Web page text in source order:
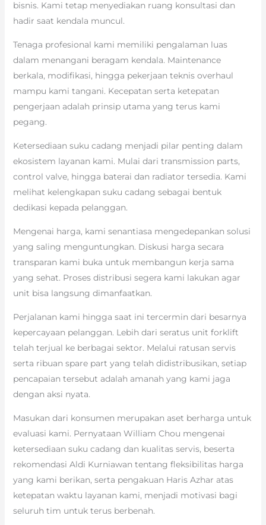
bisnis. Kami tetap menyediakan ruang konsultasi dan
hadir saat kendala muncul.
Tenaga profesional kami memiliki pengalaman luas
dalam menangani beragam kendala. Maintenance
berkala, modifikasi, hingga pekerjaan teknis overhaul
mampu kami tangani. Kecepatan serta ketepatan
pengerjaan adalah prinsip utama yang terus kami
pegang.
Ketersediaan suku cadang menjadi pilar penting dalam
ekosistem layanan kami. Mulai dari transmission parts,
control valve, hingga baterai dan radiator tersedia. Kami
melihat kelengkapan suku cadang sebagai bentuk
dedikasi kepada pelanggan.
Mengenai harga, kami senantiasa mengedepankan solusi
yang saling menguntungkan. Diskusi harga secara
transparan kami buka untuk membangun kerja sama
yang sehat. Proses distribusi segera kami lakukan agar
unit bisa langsung dimanfaatkan.
Perjalanan kami hingga saat ini tercermin dari besarnya
kepercayaan pelanggan. Lebih dari seratus unit forklift
telah terjual ke berbagai sektor. Melalui ratusan servis
serta ribuan spare part yang telah didistribusikan, setiap
pencapaian tersebut adalah amanah yang kami jaga
dengan aksi nyata.
Masukan dari konsumen merupakan aset berharga untuk
evaluasi kami. Pernyataan William Chou mengenai
ketersediaan suku cadang dan kualitas servis, beserta
rekomendasi Aldi Kurniawan tentang fleksibilitas harga
yang kami berikan, serta pengakuan Haris Azhar atas
ketepatan waktu layanan kami, menjadi motivasi bagi
seluruh tim untuk terus berbenah.